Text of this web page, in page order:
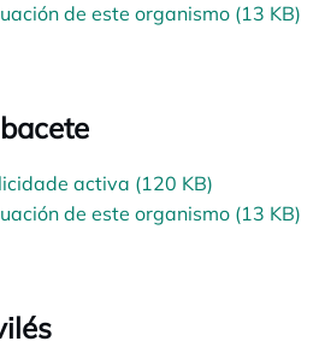
de este organismo (13 KB)
activa (120 KB)
de este organismo (13 KB)